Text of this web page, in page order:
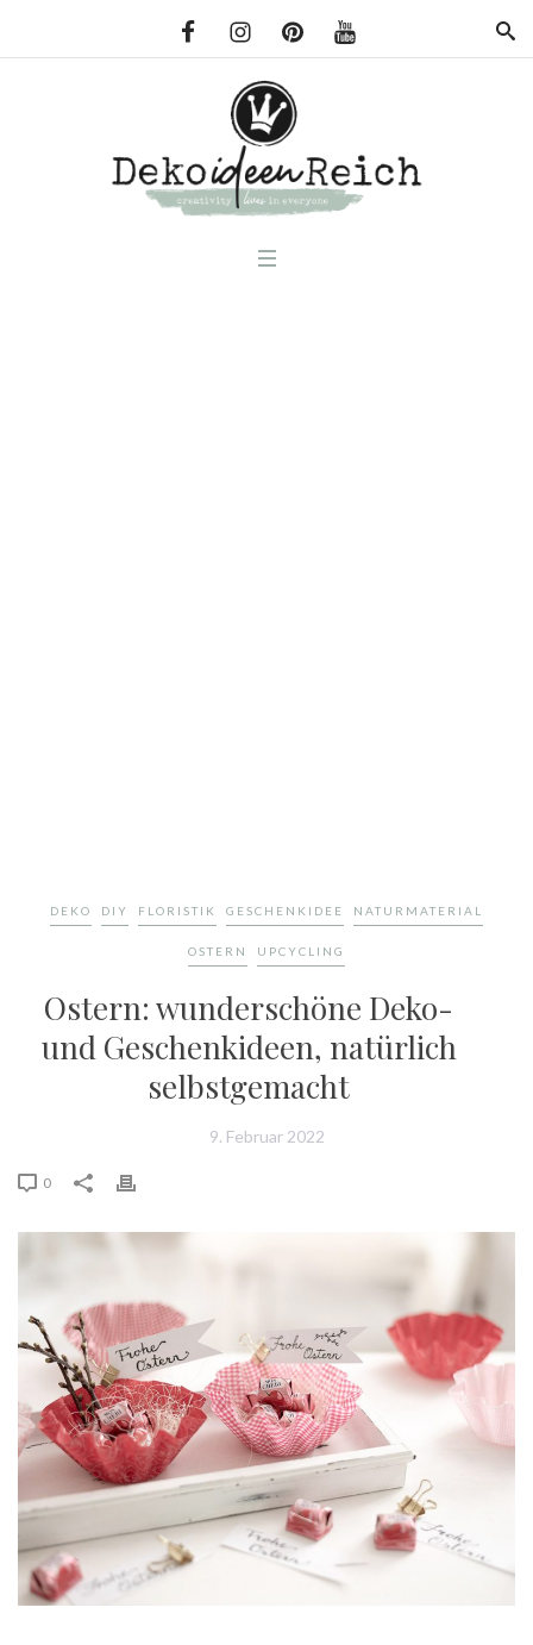
DEKO DIY FLORISTIK GESCHENKIDEE NATURMATERIAL
OSTERN UPCYCLING
Ostern: wunderschöne Deko-
und Geschenkideen, natürlich
selbstgemacht
9. Februar 2022
0